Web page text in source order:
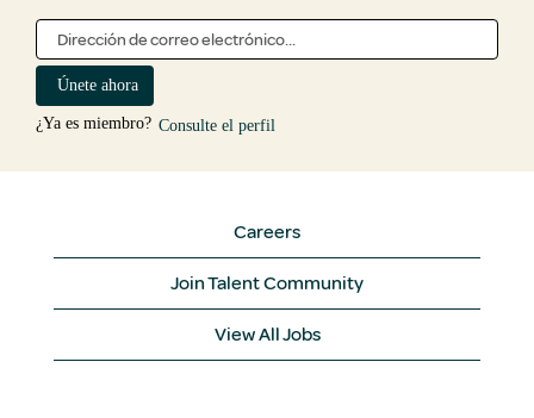
¿Ya es miembro? Consulte el perfil
Careers
Join Talent Community
View All Jobs